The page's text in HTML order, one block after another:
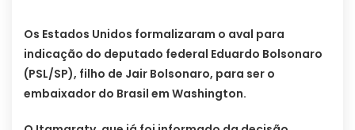
Os Estados Unidos formalizaram o aval para
indicação do deputado federal Eduardo Bolsonaro
(PSL/SP), filho de Jair Bolsonaro, para ser o
embaixador do Brasil em Washington.